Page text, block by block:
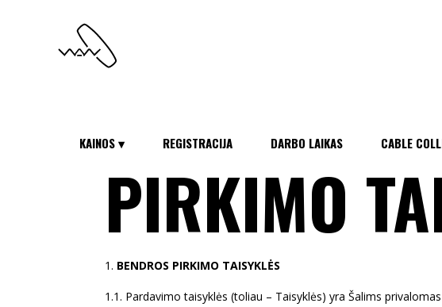
KAINOS ▾ REGISTRACIJA DARBO LAIKAS CABLE
PIRKIMO
BENDROS PIRKIMO TAISYKLĖS
1.1. Pardavimo taisyklės (toliau – Taisyklės) yra Šalims